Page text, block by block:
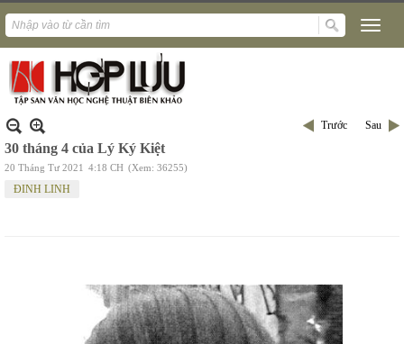
Trước Sau
30 tháng 4 của Lý Ký Kiệt
20 Tháng Tư 2021 4:18 CH (Xem: 36255)
ĐINH LINH